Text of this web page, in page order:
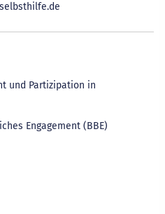
und Partizipation in
Engagement (BBE)